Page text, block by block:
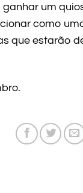
um
como
que estarão